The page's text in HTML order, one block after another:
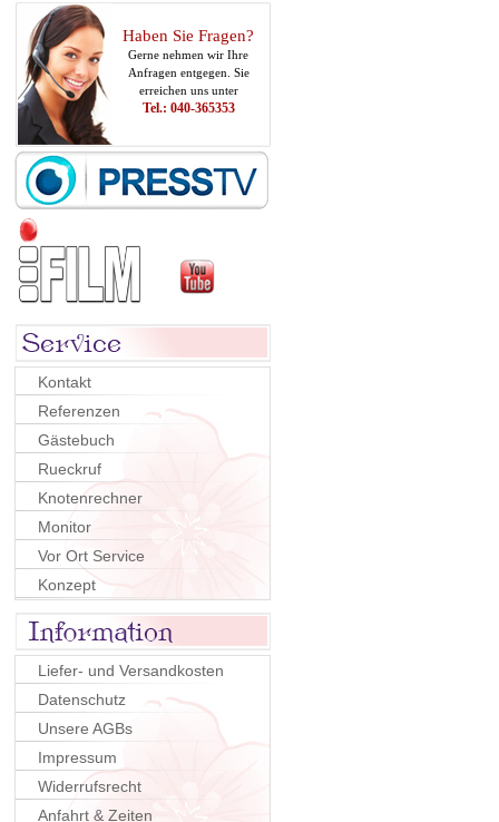
Haben Sie Fragen?
Gerne nehmen wir Ihre
Anfragen entgegen. Sie
erreichen uns unter
Tel.: 040-365353
Kontakt
Referenzen
Gästebuch
Rueckruf
Knotenrechner
Monitor
Vor Ort Service
Konzept
Liefer- und Versandkosten
Datenschutz
Unsere AGBs
Impressum
Widerrufsrecht
Anfahrt & Zeiten